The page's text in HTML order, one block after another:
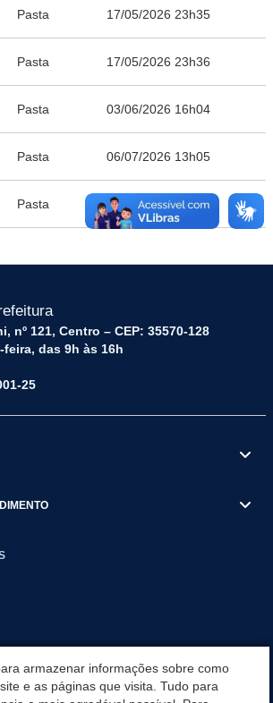
Pasta 17/05/2026 23h35
Pasta 17/05/2026 23h36
Pasta 03/06/2026 16h04
Pasta 06/07/2026 13h05
Pasta 27/07/2026 13h31
nº 121, Centro – CEP: 35570-128
das 9h às 16h
25
armazenar informações sobre como
e as páginas que visita. Tudo para